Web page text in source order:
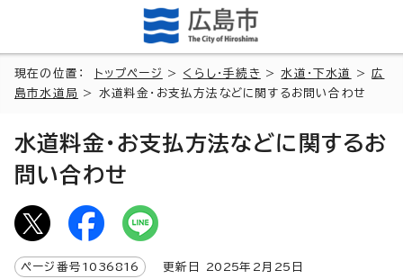
現在の位置： トップページ > くらし・手続き >水道・下水道 >広
島市水道局
> 水道料金・お支払方法などに関するお問い合わせ
水道料金・お支払方法などに関するお
問い合わせ
ページ番号 1036816 更新日 2025年2月 25 日